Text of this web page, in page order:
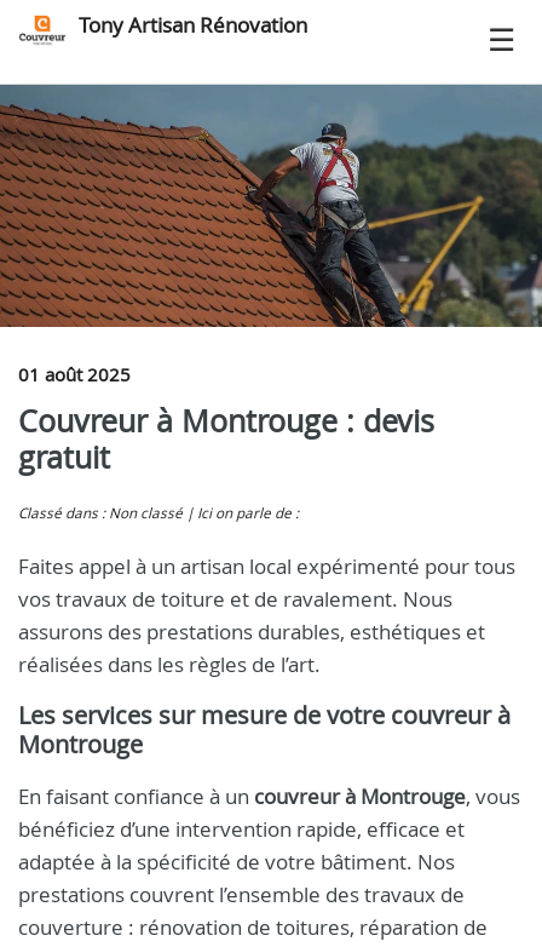
Tony Artisan Rénovation
01 août 2025
Couvreur à Montrouge : devis
gratuit
Classé dans : Non classé Ici on parle de :
Faites appel à un artisan local expérimenté pour tous
vos travaux de toiture et de ravalement. Nous
assurons des prestations durables, esthétiques et
réalisées dans les règles de l’art.
Les services sur mesure de votre couvreur à
Montrouge
En faisant confiance à un couvreur à Montrouge, vous
bénéficiez d’une intervention rapide, efficace et
adaptée à la spécificité de votre bâtiment. Nos
prestations couvrent l’ensemble des travaux de
couverture : rénovation de toitures, réparation de